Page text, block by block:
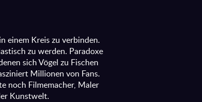
einem Kreis zu verbinden.
zu werden. Paradoxe
sich Vögel zu Fischen
Millionen von Fans.
noch Filmemacher, Maler
Kunstwelt.